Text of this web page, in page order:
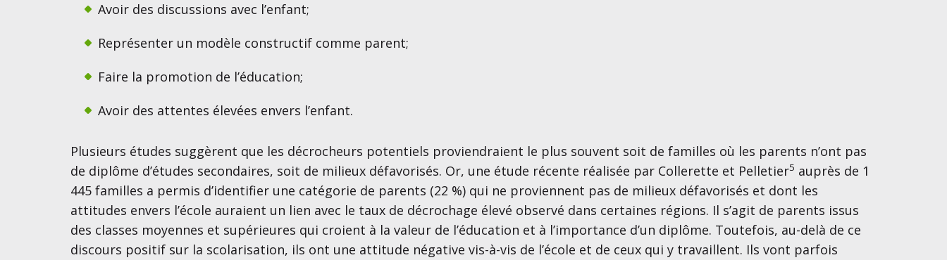
Avoir des discussions avec l’enfant;
Représenter un modèle constructif comme parent;
Faire la promotion de l’éducation;
Avoir des attentes élevées envers l’enfant.
Plusieurs études suggèrent que les décrocheurs potentiels proviendraient le plus souvent soit de familles où les parents n’ont pas
de diplôme d’études secondaires, soit de milieux défavorisés. Or, une étude récente réalisée par Collerette et Pelletier5 auprès de 1
445 familles a permis d’identifier une catégorie de parents (22 %) qui ne proviennent pas de milieux défavorisés et dont les
attitudes envers l’école auraient un lien avec le taux de décrochage élevé observé dans certaines régions. Il s’agit de parents issus
des classes moyennes et supérieures qui croient à la valeur de l’éducation et à l’importance d’un diplôme. Toutefois, au-delà de ce
discours positif sur la scolarisation, ils ont une attitude négative vis-à-vis de l’école et de ceux qui y travaillent. Ils vont parfois